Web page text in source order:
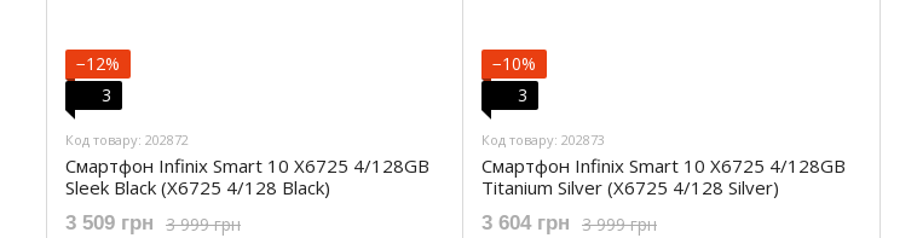
−12%
3
Код товару: 202872
Смартфон Infinix Smart 10 X6725 4/128GB
Sleek Black (X6725 4/128 Black)
3 999 грн
3 509 грн
−10%
3
Код товару: 202873
Смартфон Infinix Smart 10 X6725 4/128GB
Titanium Silver (X6725 4/128 Silver)
3 999 грн
3 604 грн